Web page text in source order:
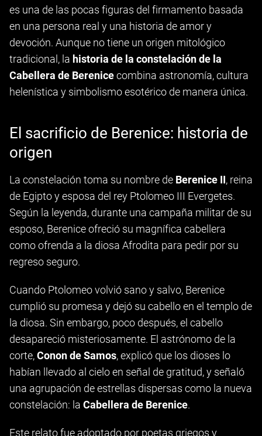
es una de las pocas figuras del firmamento basada
en una persona real y una historia de amor y
devoción. Aunque no tiene un origen mitológico
tradicional, la historia de la constelación de la
Cabellera de Berenicecombina astronomía, cultura
helenística y simbolismo esotérico de manera única.
El sacrificio de Berenice: historia de
origen
La constelación toma su nombre de Berenice II, reina
de Egipto y esposa del rey Ptolomeo III Evergetes.
Según la leyenda, durante una campaña militar de su
esposo, Berenice ofreció su magnífica cabellera
como ofrenda a la diosa Afrodita para pedir por su
regreso seguro.
Cuando Ptolomeo volvió sano y salvo, Berenice
cumplió su promesa y dejó su cabello en el templo de
la diosa. Sin embargo, poco después, el cabello
desapareció misteriosamente. El astrónomo de la
corte,Conon de Samos, explicó que los dioses lo
habían llevado al cielo en señal de gratitud, y señaló
una agrupación de estrellas dispersas como la nueva
constelación: la Cabellera de Berenice.
Este relato fue adoptado por poetas griegos y